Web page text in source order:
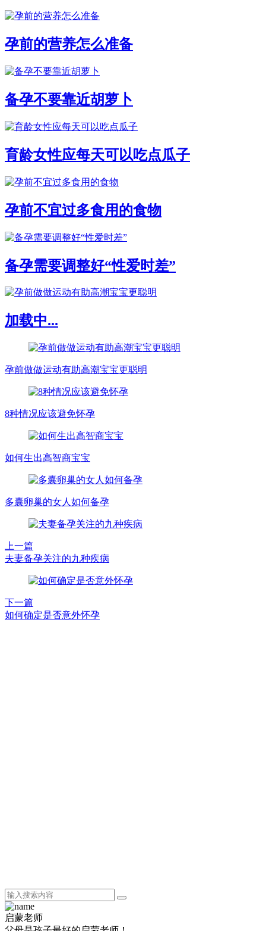
孕前的营养怎么准备
备孕不要靠近胡萝卜
育龄女性应每天可以吃点瓜子
孕前不宜过多食用的食物
备孕需要调整好“性爱时差”
加载中...
孕前做做运动有助高潮宝宝更聪明
8种情况应该避免怀孕
如何生出高智商宝宝
多囊卵巢的女人如何备孕
上一篇
夫妻备孕关注的九种疾病
下一篇
如何确定是否意外怀孕
启蒙老师